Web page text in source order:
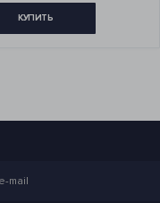
КУПИТЬ